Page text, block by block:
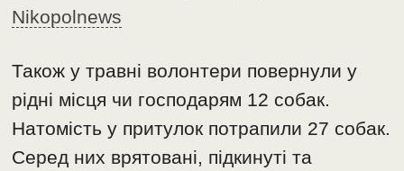
Nikopolnews
Також у травні волонтери повернули у
рідні місця чи господарям 12 собак.
Натомість у притулок потрапили 27 собак.
Серед них врятовані, підкинуті та